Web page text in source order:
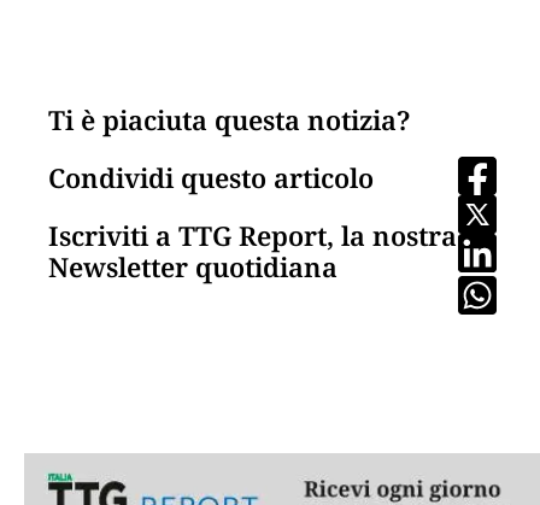
Ti è piaciuta questa notizia?
Condividi questo articolo
Iscriviti a TTG Report, la nostra
Newsletter quotidiana